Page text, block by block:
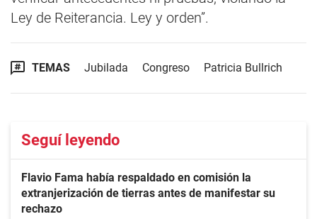
Ley de Reiterancia. Ley y orden”.
TEMAS Jubilada Congreso Patricia Bullrich
Seguí leyendo
Flavio Fama había respaldado en comisión la
extranjerización de tierras antes de manifestar su
rechazo